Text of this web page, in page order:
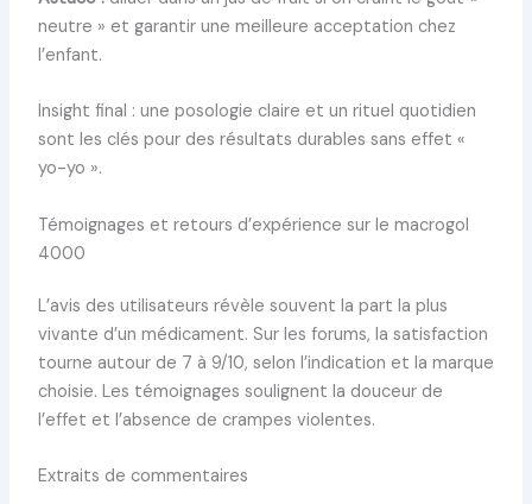
neutre » et garantir une meilleure acceptation chez
l’enfant.
Insight final : une posologie claire et un rituel quotidien
sont les clés pour des résultats durables sans effet «
yo-yo ».
Témoignages et retours d’expérience sur le macrogol
4000
L’avis des utilisateurs révèle souvent la part la plus
vivante d’un médicament. Sur les forums, la satisfaction
tourne autour de 7 à 9/10, selon l’indication et la marque
choisie. Les témoignages soulignent la douceur de
l’effet et l’absence de crampes violentes.
Extraits de commentaires